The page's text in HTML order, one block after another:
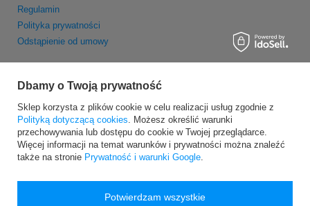
Regulamin
Polityka prywatności
Odstąpienie od umowy
Zarejestruj się
Moje zamówienia
Koszyk
Obserwowane
Newsletter
Dbamy o Twoją prywatność
Sklep korzysta z plików cookie w celu realizacji usług zgodnie z
Polityką dotyczącą cookies. Możesz określić warunki
przechowywania lub dostępu do cookie w Twojej przeglądarce.
Więcej informacji na temat warunków i prywatności można znaleźć
także na stronie Prywatność i warunki Google.
Potwierdzam wszystkie